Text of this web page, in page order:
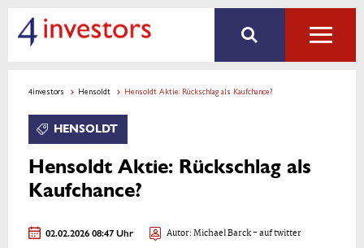
4investors Hensoldt Hensoldt Aktie: Rückschlag als Kaufchance?
HENSOLDT
Hensoldt Aktie: Rückschlag als
Kaufchance?
02.02.2026 08:47 Uhr Autor:Michael Barck- auf twitter